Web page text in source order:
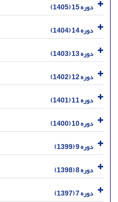
دوره 15 (1405)
دوره 14 (1404)
دوره 13 (1403)
دوره 12 (1402)
دوره 11 (1401)
دوره 10 (1400)
دوره 9 (1399)
دوره 8 (1398)
دوره 7 (1397)